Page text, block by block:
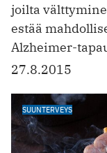
joilta
estää
Alzheimer-
27.8.2015
SUUNTERVEYS